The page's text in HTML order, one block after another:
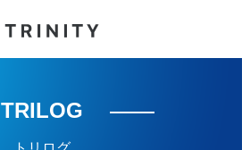
TRILOG